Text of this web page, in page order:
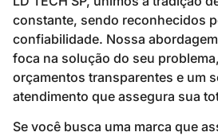
constante, sendo reconhecidos
confiabilidade. Nossa
foca na solução do seu
orçamentos transparentes e um
atendimento que assegura sua
Se você busca uma marca que